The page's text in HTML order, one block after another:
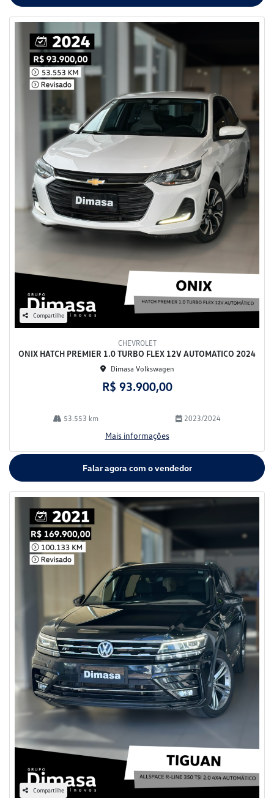
Compartilhe
CHEVROLET
ONIX HATCH PREMIER 1.0 TURBO FLEX 12V AUTOMATICO 2024
Dimasa Volkswagen
R$ 93.900,00
53.553 km 2023/2024
Mais informações
Falar agora com o vendedor
Compartilhe